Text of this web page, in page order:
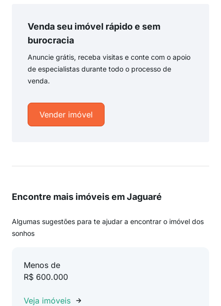
Venda seu imóvel rápido e sem
burocracia
Anuncie grátis, receba visitas e conte com o apoio
de especialistas durante todo o processo de
venda.
Vender imóvel
Encontre mais imóveis em Jaguaré
Algumas sugestões para te ajudar a encontrar o imóvel dos
sonhos
Menos de
R$ 600.000
Veja imóveis